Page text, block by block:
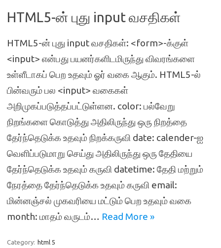
HTML5-ன் புது input வசதிகள்
HTML5-ன் புது input வசதிகள்: <form>-க்குள்
<input> என்பது பயனர்களிடமிருந்து விவரங்களை
உள்ளீடாகப் பெற உதவும் ஓர் வகை ஆகும். HTML5-ல்
பின்வரும் பல <input> வகைகள்
அறிமுகப்படுத்தப்பட்டுள்ளன. color: பல்வேறு
நிறங்களை கொடுத்து அதிலிருந்து ஒரு நிறத்தை
தேர்ந்தெடுக்க உதவும் நிறக்கருவி date: calender-ஐ
வெளிப்படுமாறு செய்து அதிலிருந்து ஒரு தேதியை
தேர்ந்தெடுக்க உதவும் கருவி datetime: தேதி மற்றும்
நேரத்தை தேர்ந்தெடுக்க உதவும் கருவி email:
மின்னஞ்சல் முகவரியை மட்டும் பெற உதவும் வகை
month: மாதம் வருடம்… Read More »
Category: html 5